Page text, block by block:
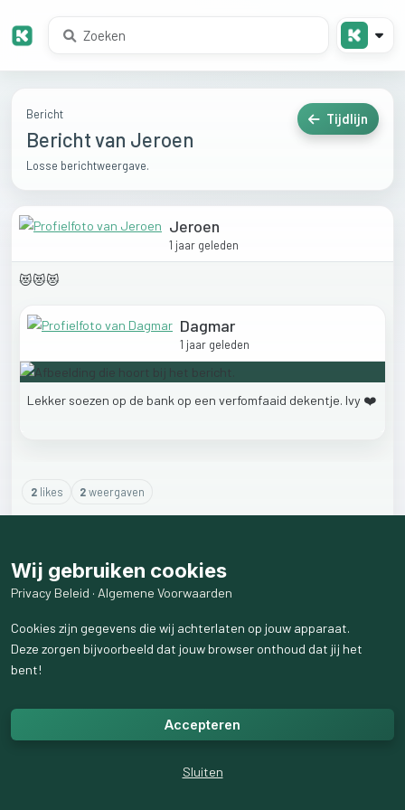
Bericht
Bericht van Jeroen
Losse berichtweergave.
Tijdlijn
Jeroen
1 jaar geleden
😻😻😻
Dagmar
1 jaar geleden
Lekker soezen op de bank op een verfomfaaid dekentje. Ivy ❤️
2likes 2weergaven
Wij gebruiken cookies
Privacy Beleid · Algemene Voorwaarden
Cookies zijn gegevens die wij achterlaten op jouw apparaat.
Deze zorgen bijvoorbeeld dat jouw browser onthoud dat jij het
bent!
Accepteren
Sluiten